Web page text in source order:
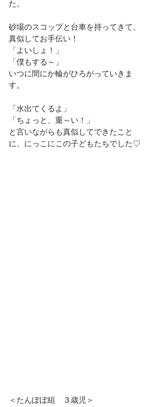
た。
砂場のスコップと台車を持ってきて、
真似してお手伝い！
「よいしょ！」
「僕もする～」
いつに間にか輪がひろがっていきま
す。
「水出てくるよ」
「ちょっと、重～い！」
と言いながらも真似してできたこと
に、にっこにこの子どもたちでした♡
＜たんぽぽ組　３歳児＞